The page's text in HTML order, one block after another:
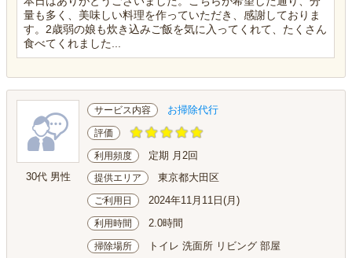
量も多く、美味しい料理を作っていただき、感謝しておりま
す。2歳弱の娘も炊き込みご飯を気に入ってくれて、たくさん
食べてくれました...
30代 男性
サービス内容 お掃除代行
評価
利用頻度 定期 月2回
提供エリア 東京都大田区
ご利用日 2024年11月11日(月)
利用時間 2.0時間
掃除場所 トイレ 洗面所 リビング 部屋